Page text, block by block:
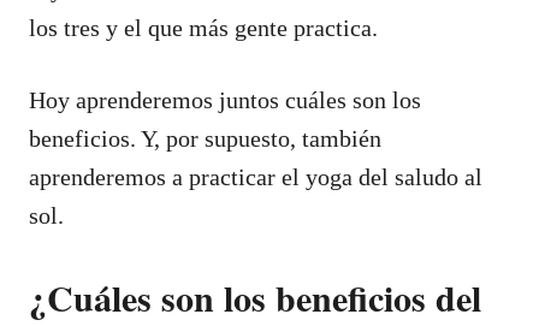
los tres y el que más gente practica.
Hoy aprenderemos juntos cuáles son los
beneficios. Y, por supuesto, también
aprenderemos a practicar el yoga del saludo al
sol.
¿Cuáles son los beneficios del